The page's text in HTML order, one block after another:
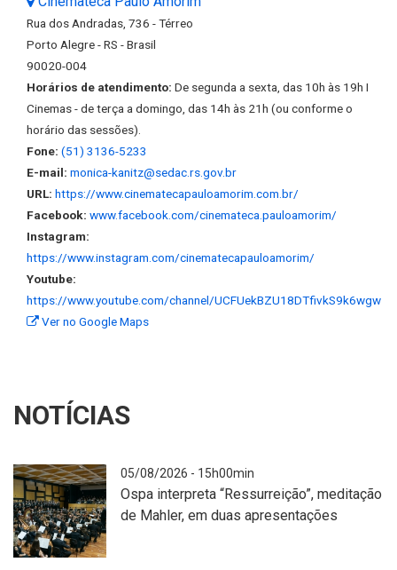
Rua dos Andradas, 736 - Térreo
Porto Alegre - RS - Brasil
90020-004
Horários de atendimento: De segunda a sexta, das 10h às 19h I
Cinemas - de terça a domingo, das 14h às 21h (ou conforme o
horário das sessões).
Fone: (51) 3136-5233
E-mail: monica-kanitz@sedac.rs.gov.br
URL: https://www.cinematecapauloamorim.com.br/
Facebook: www.facebook.com/cinemateca.pauloamorim/
Instagram:
https://www.instagram.com/cinematecapauloamorim/
Youtube:
https://www.youtube.com/channel/UCFUekBZU18DTfivkS9k6wgw
Ver no Google Maps
NOTÍCIAS
05/08/2026 - 15h00min
Ospa interpreta “Ressurreição”, meditação
de Mahler, em duas apresentações